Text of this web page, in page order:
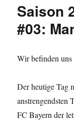
Saison
#03:
Wir befinden
Der heutige Tag
anstrengendsten
FC Bayern der